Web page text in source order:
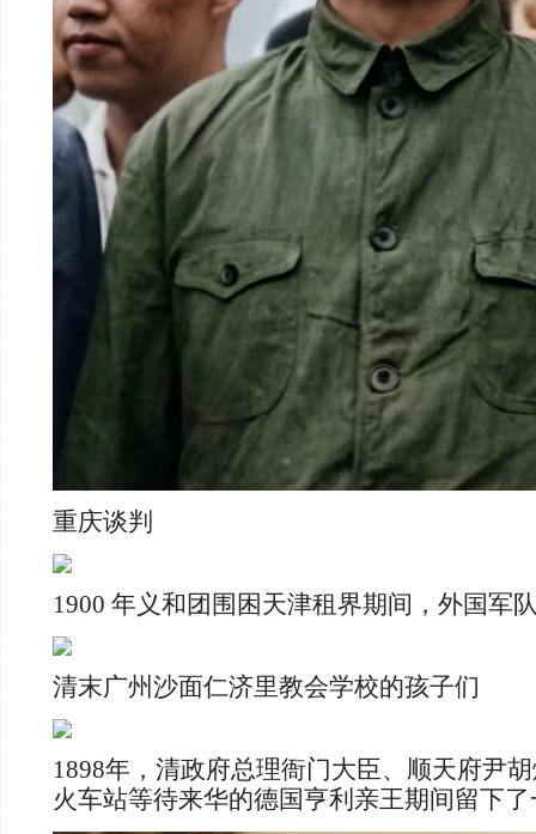
重庆谈判
1900 年义和团围困天津租界期间，外国军
清末广州沙面仁济里教会学校的孩子们
1898年，清政府总理衙门大臣、顺天府尹
火车站等待来华的德国亨利亲王期间留下